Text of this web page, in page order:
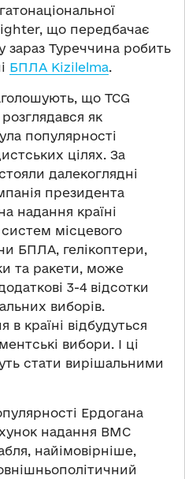
що передбачає
зараз Туреччина робить
БПЛА Kizilelma.
що TCG
як
популярності
цілях. За
далекоглядні
президента
надання країні
місцевого
БПЛА, гелікоптери,
та ракети, може
3-4 відсотки
виборів.
країні відбудуться
вибори. І ці
стати вирішальними
Ердогана
надання ВМС
найімовірніше,